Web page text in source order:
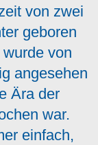
von zwei
geboren
von
angesehen
Ära der
war.
einfach,